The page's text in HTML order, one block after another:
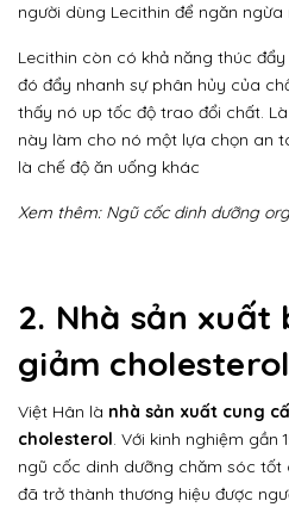
người dùng Lecithin để ngăn
Lecithin còn có khả năng thúc
đó đẩy nhanh sự phân hủy của
thấy nó up tốc độ trao đổi chất.
này làm cho nó một lựa chọn an
là chế độ ăn uống khác
Xem thêm: Ngũ cốc dinh dưỡng
2. Nhà sản xuất
giảm
Việt Hân là nhà sản xuất cung
cholesterol. Với kinh nghiệm gần
ngũ cốc dinh dưỡng chăm sóc tốt
đã trở thành thương hiệu được